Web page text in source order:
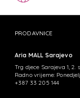
PRODAVNICE
Aria MALL Sarajevo
Trg djece Sarajeva 1, 2.
Radno vrijeme:
+387 33 205 144